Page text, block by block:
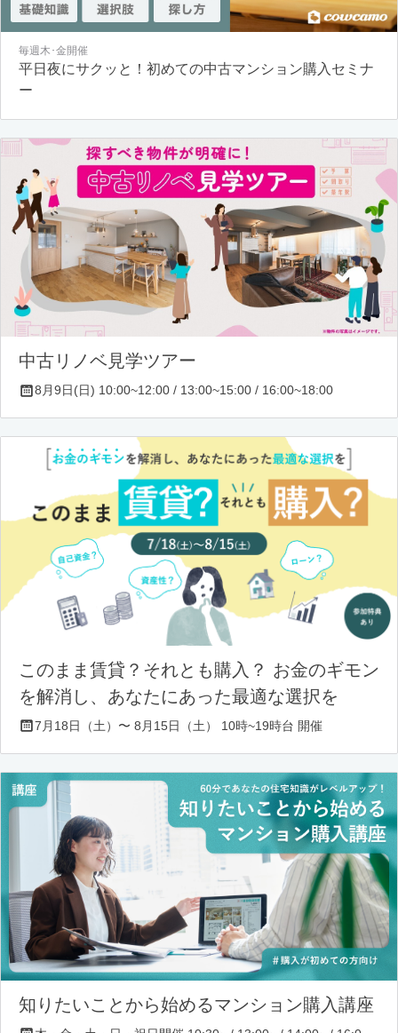
毎週木･金開催
平日夜にサクッと！初めての中古マンション購入セミナ
ー
中古リノベ見学ツアー
8月9日(日) 10:00~12:00 / 13:00~15:00 / 16:00~18:00
このまま賃貸？それとも購入？ お金のギモン
を解消し、あなたにあった最適な選択を
7月18日（土）〜 8月15日（土） 10時~19時台 開催
知りたいことから始めるマンション購入講座